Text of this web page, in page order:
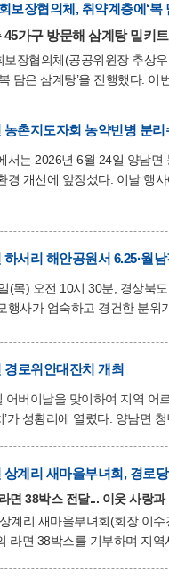
보장협의체, 취약계층에‘복
45가구 방문해 삼계탕 밀키
보장협의체(공공위원장 추상
다. 이번 사업은 연일 이어지는 폭염으로 건강관리에 어려움을 겪는
생각하는 따뜻한 마음을 담
남면장은 “무더위에 지친 이웃들에게 이번 나눔이 조금이나마 힘이
“민관 협력을 바탕으로 도움이
농촌지도자회 농약빈병 분
서는 2026년 6월 24일 양남
양남면 농촌지도자회 회원 40여명이 자발적으로 참여하여 각
고 깨끗한 마을만들기를 위해
서리 해안공원서 6.25·월
(목) 오전 10시 30분, 경상북
하고 경건한 분위기 속에 개최됐다. 이번 행사는 양남
신을 기렸다. 이날 행사는 순국선열 및 참전유공자에 대한 묵념과
의 노래 제창 순으로 진행됐다. 김승환 양남향토문화보
전용사들의 희생을 결코
경로위안대잔치 개최
어버이날을 맞이하여 지역 어
회(회장 이상직)가 주관한 이번 행사는 9일 양남 해수온천랜드
가 성공적으로 개최될 수 있었
는 어르신들께 각별한 감사를 표했다. ​ 이번 잔치는
를 더했다. 양남면 청년
계리 새마을부녀회, 경로
면 38박스 전달... 이웃 사랑과
계리 새마을부녀회(회장 이
박스를 기부하며 지역사회의 귀감이 되고 있다